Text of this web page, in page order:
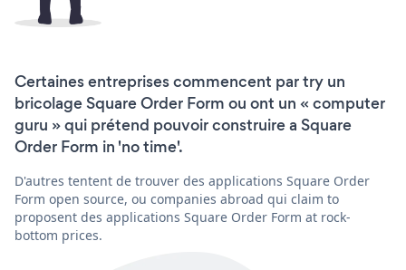
Certaines entreprises commencent par try un
bricolage Square Order Form ou ont un « computer
guru » qui prétend pouvoir construire a Square
Order Form in 'no time'.
D'autres tentent de trouver des applications Square Order
Form open source, ou companies abroad qui claim to
proposent des applications Square Order Form at rock-
bottom prices.